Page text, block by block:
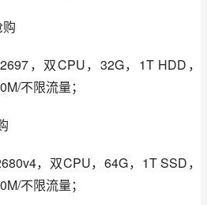
购
，双CPU，32G，1T HDD，
不限流量；
，双CPU，64G，1T SSD，
不限流量；